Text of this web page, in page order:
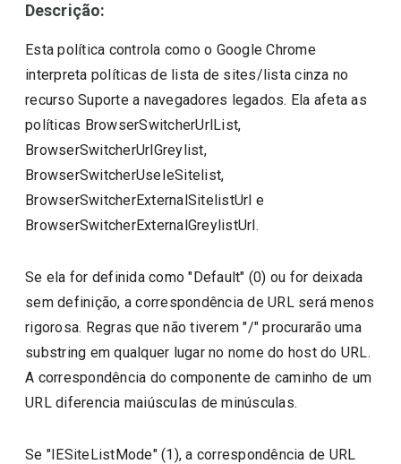
Descrição:
Esta política controla como o Google Chrome
interpreta políticas de lista de sites/lista cinza no
recurso Suporte a navegadores legados. Ela afeta as
políticas BrowserSwitcherUrlList,
BrowserSwitcherUrlGreylist,
BrowserSwitcherUseIeSitelist,
BrowserSwitcherExternalSitelistUrl e
BrowserSwitcherExternalGreylistUrl.
Se ela for definida como "Default" (0) ou for deixada
sem definição, a correspondência de URL será menos
rigorosa. Regras que não tiverem "/" procurarão uma
substring em qualquer lugar no nome do host do URL.
A correspondência do componente de caminho de um
URL diferencia maiúsculas de minúsculas.
Se "IESiteListMode" (1), a correspondência de URL